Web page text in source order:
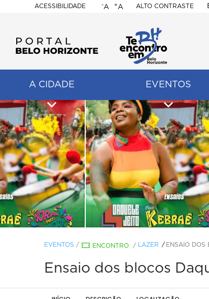
ACESSIBILIDADE
BELO
HORIZONTE
-A +A ALTO CONTRASTE
A CIDADE EVENTOS
EVENTOS / ENCONTRO / LAZER ENSAIO DOS
Ensaio dos blocos